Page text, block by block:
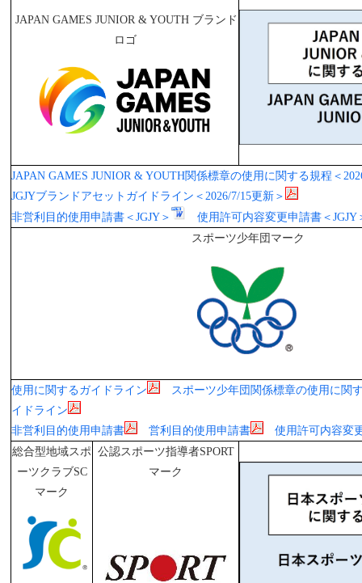
JAPAN GAMES JUNIOR & YOUTH ブランド
ロゴ
JAPAN GAMES JUNIOR & YOUTH関係標章の使用に関する規程＜
JGJYブランドアセットガイドライン＜2026/7/15更新＞
非営利目的使用申請書＜JGJY＞
使用許可内容変更申請書＜JGJY
スポーツ少年団マーク
使用に関するガイドライン
スポーツ少年団関係標章の使用に関
イドライン
非営利目的使用申請書
営利目的使用申請書
使用許可内容変
総合型地域スポ
ーツクラブSC
マーク
公認スポーツ指導者SPORT
マーク